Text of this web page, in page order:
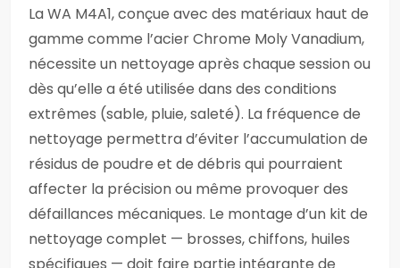
La WA M4A1, conçue avec des matériaux haut de
gamme comme l’acier Chrome Moly Vanadium,
nécessite un nettoyage après chaque session ou
dès qu’elle a été utilisée dans des conditions
extrêmes (sable, pluie, saleté). La fréquence de
nettoyage permettra d’éviter l’accumulation de
résidus de poudre et de débris qui pourraient
affecter la précision ou même provoquer des
défaillances mécaniques. Le montage d’un kit de
nettoyage complet — brosses, chiffons, huiles